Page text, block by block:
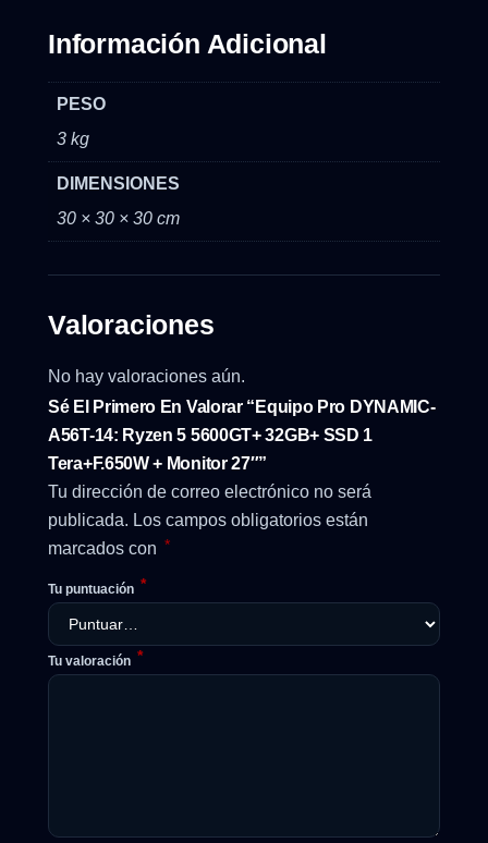
Información Adicional
PESO
3 kg
DIMENSIONES
30 × 30 × 30 cm
Valoraciones
No hay valoraciones aún.
Sé El Primero En Valorar “Equipo Pro DYNAMIC-
A56T-14: Ryzen 5 5600GT+ 32GB+ SSD 1
Tera+F.650W + Monitor 27″”
Tu dirección de correo electrónico no será
publicada. Los campos obligatorios están
marcados con *
Tu puntuación *
Tu valoración *